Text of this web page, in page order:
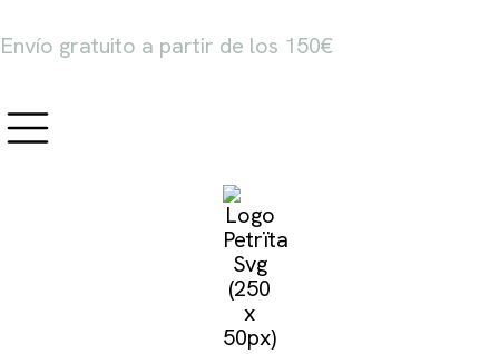
Envío gratuito a partir de los 150€